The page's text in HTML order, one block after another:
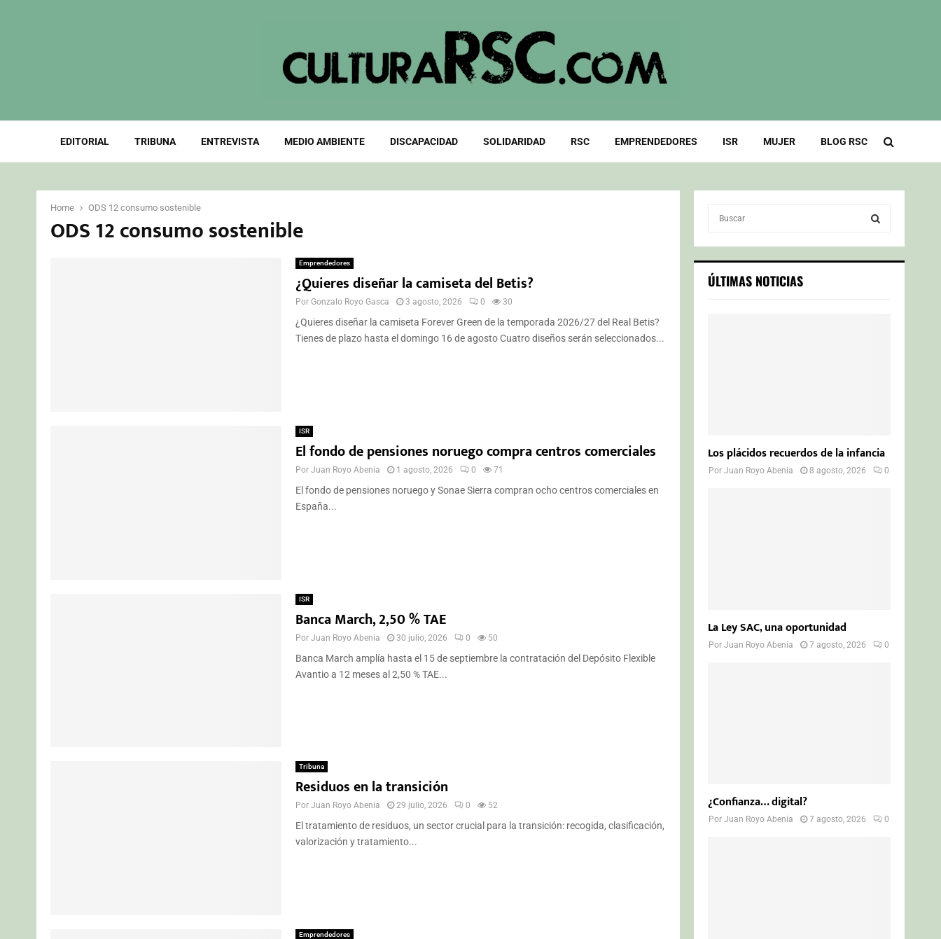
EDITORIAL TRIBUNA ENTREVISTA MEDIO AMBIENTE DISCAPACIDAD SOLIDARIDAD RSC EMPRENDEDORES ISR MUJER BLOG RSC
Home ODS 12 consumo sostenible
ODS 12 consumo sostenible
Emprendedores
¿Quieres diseñar la camiseta del Betis?
Por Gonzalo Royo Gasca 3 agosto, 2026 0 30
¿Quieres diseñar la camiseta Forever Green de la temporada 2026/27 del Real Betis?
Tienes de plazo hasta el domingo 16 de agosto Cuatro diseños serán seleccionados...
ISR
El fondo de pensiones noruego compra centros comerciales
Por Juan Royo Abenia 1 agosto, 2026 0 71
El fondo de pensiones noruego y Sonae Sierra compran ocho centros comerciales en
España...
ISR
Banca March, 2,50 % TAE
Por Juan Royo Abenia 30 julio, 2026 0 50
Banca March amplía hasta el 15 de septiembre la contratación del Depósito Flexible
Avantio a 12 meses al 2,50 % TAE...
Tribuna
Residuos en la transición
Por Juan Royo Abenia 29 julio, 2026 0 52
El tratamiento de residuos, un sector crucial para la transición: recogida, clasificación,
valorización y tratamiento...
Emprendedores
c
h
S
ÚLTIMAS NOTICIAS
Los plácidos recuerdos de la infancia
PorJuan Royo Abenia 8 agosto, 2026 0
La Ley SAC, una oportunidad
PorJuan Royo Abenia 7 agosto, 2026 0
¿Confianza… digital?
PorJuan Royo Abenia 7 agosto, 2026 0